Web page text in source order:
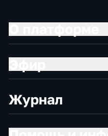
Журнал